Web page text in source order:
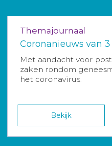
Themajournaal
Coronanieuws van
Met aandacht voor
zaken rondom
het coronavirus.
Bekijk